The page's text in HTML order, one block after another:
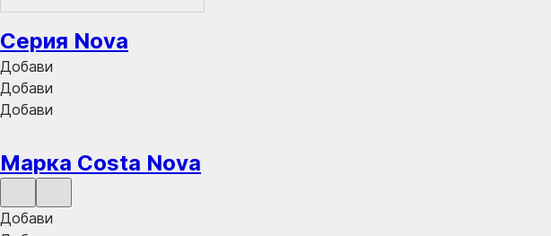
Серия Nova
Добави
Добави
Добави
Марка Costa Nova
Добави